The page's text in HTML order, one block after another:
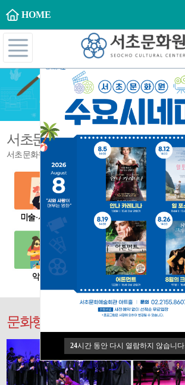
24시간 동안 다시 열람하지 않습니다.
24시간 동안 다시 열람하지 않습니다.
HOME
서초문화대학문화강좌
서초문화원의 다양한 강좌들을 만나보세요
문화행사